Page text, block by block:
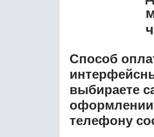
Способ
выбираете
оформлении
телефону